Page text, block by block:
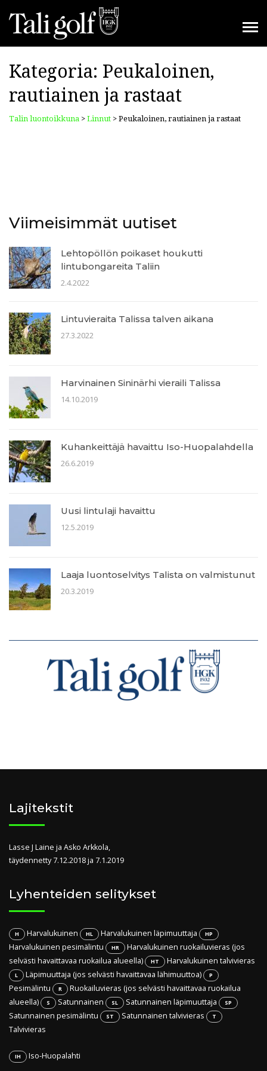
Kategoria: Peukaloinen,
rautiainen ja rastaat
Talin luontoikkuna > Linnut > Peukaloinen, rautiainen ja rastaat
Viimeisimmät uutiset
Lehtopöllön poikaset houkutti
lintubongareita Taliin
2.4.2022
Lintuvieraita Talissa talven aikana
27.3.2022
Harvinainen Sininärhi vieraili Talissa
14.10.2019
Kuhankeittäjä havaittu Iso-Huopalahdella
26.6.2019
Uusi lintulaji havaittu
12.5.2019
Laaja luontoselvitys Talista on valmistunut
20.3.2019
Lajitekstit
Lasse J Laine ja Asko Arkkola,
täydennetty 7.12.2018 ja 7.1.2019
Lyhenteiden selitykset
H Harvalukuinen HL Harvalukuinen läpimuuttaja HP
Harvalukuinen pesimälintu HR
Harvalukuinen ruokailuvieras (jos
selvästi havaittavaa ruokailua alueella)
HT Harvalukuinen talvivieras
L Läpimuuttaja (jos selvästi havaittavaa lähimuuttoa) P
Pesimälintu R
Ruokailuvieras (jos selvästi havaittavaa ruokailua
alueella)
S Satunnainen SL Satunnainen läpimuuttaja SP
Satunnainen pesimälintu ST Satunnainen talvivieras T
Talvivieras
IH Iso-Huopalahti